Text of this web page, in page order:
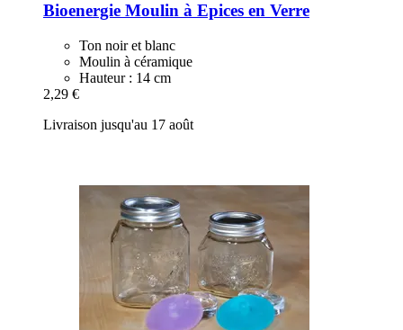
Bioenergie Moulin à Epices en Verre
Ton noir et blanc
Moulin à céramique
Hauteur : 14 cm
2,29 €
Livraison jusqu'au 17 août